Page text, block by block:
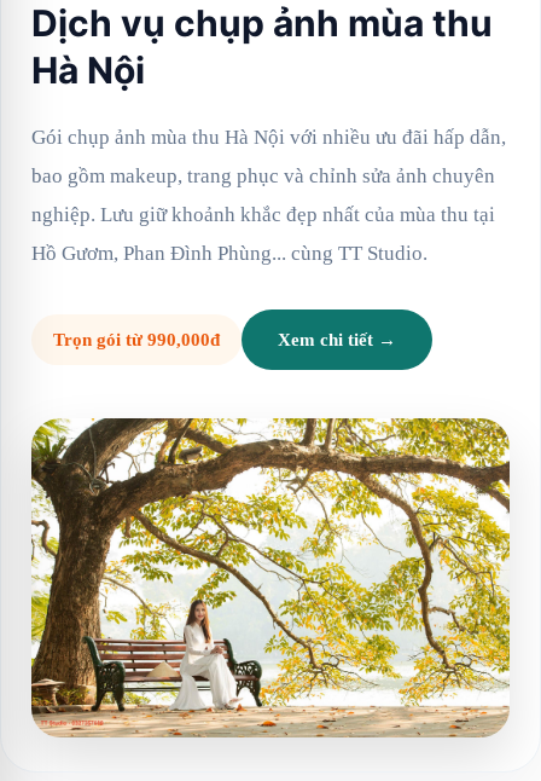
Dịch vụ chụp ảnh mùa thu
Hà Nội
Gói chụp ảnh mùa thu Hà Nội với nhiều ưu đãi hấp dẫn,
bao gồm makeup, trang phục và chỉnh sửa ảnh chuyên
nghiệp. Lưu giữ khoảnh khắc đẹp nhất của mùa thu tại
Hồ Gươm, Phan Đình Phùng... cùng TT Studio.
Trọn gói từ 990,000đ Xem chi tiết →